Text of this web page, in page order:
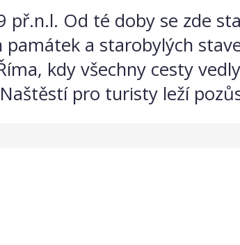
př.n.l. Od té doby se zde
a starobylých
kdy všechny cesty
pro turisty leží